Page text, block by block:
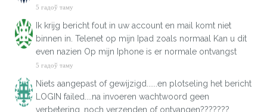
5 гадоў таму
Ik krijg bericht fout in uw account en mail komt niet
binnen in. Telenet op mijn Ipad zoals normaal Kan u dit
even nazien Op mijn Iphone is er normale ontvangst
5 гадоў таму
Niets aangepast of gewijzigd......en plotseling het bericht
LOGIN failed....na invoeren wachtwoord geen
verbetering, noch verzenden of ontvangen???????